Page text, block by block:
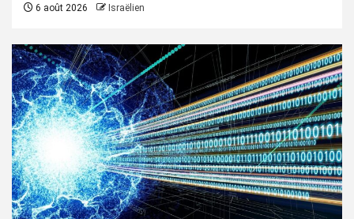
6 août 2026 Israëlien